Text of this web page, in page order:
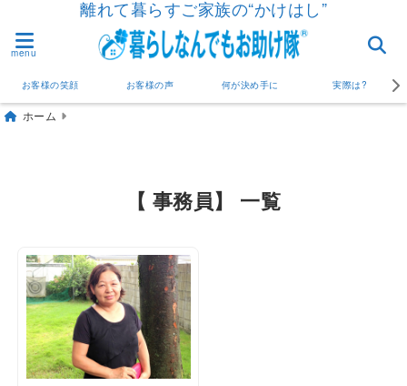
離れて暮らすご家族の“かけはし”
menu
お客様の笑顔 お客様の声 何が決め手に 実際は?
ホーム
【 事務員】 一覧